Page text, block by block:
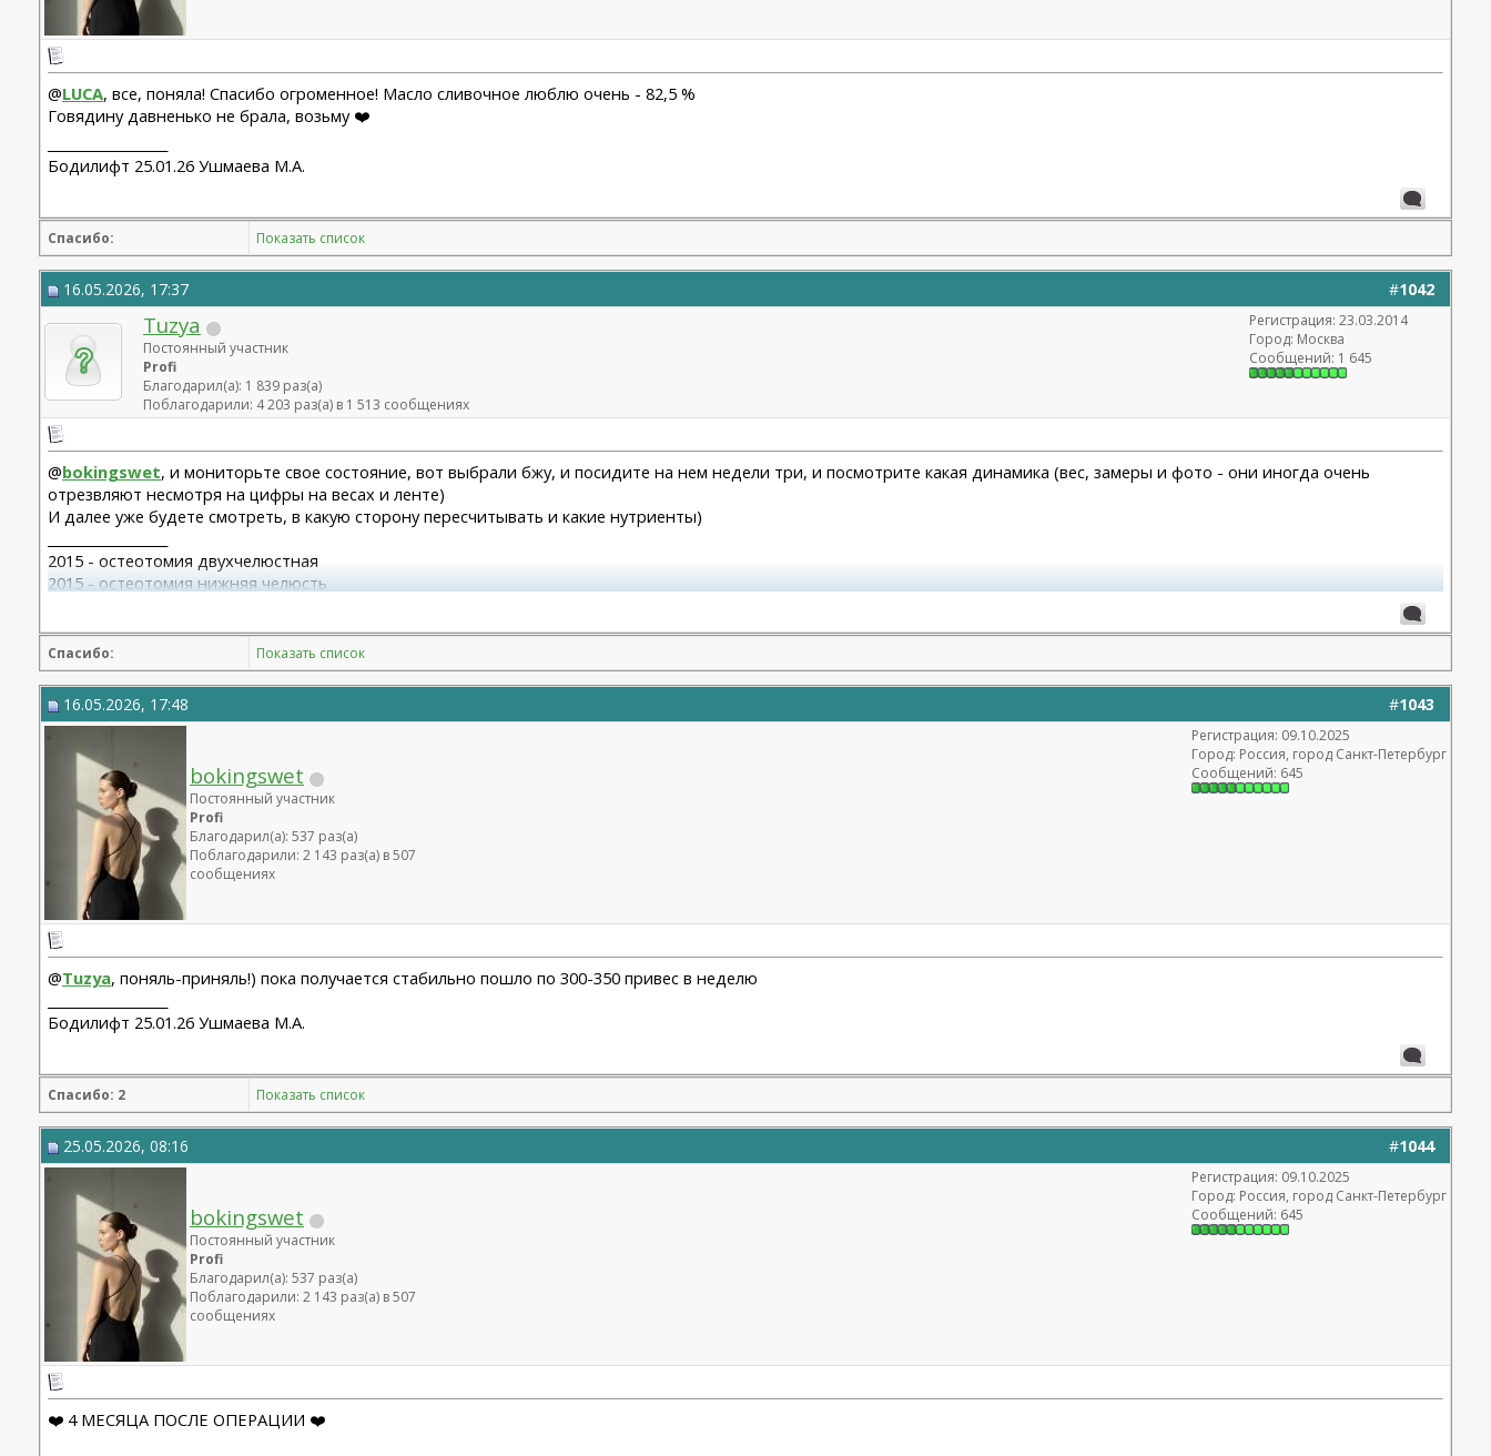
@LUCA, все, поняла! Спасибо огроменное! Масло сливочное люблю очень - 82,5 %
Говядину давненько не брала, возьму ❤️
Бодилифт 25.01.26 Ушмаева М.А.
Спасибо: Показать список
#1042
16.05.2026, 17:37
Tuzya
Постоянный участник
Profi
Благодарил(а): 1 839 раз(а)
Поблагодарили: 4 203 раз(а) в 1 513 сообщениях
Регистрация: 23.03.2014
Город: Москва
Сообщений: 1 645
@bokingswet, и мониторьте свое состояние, вот выбрали бжу, и посидите на нем недели три, и посмотрите какая динамика (вес, замеры и фото - они иногда очень
отрезвляют несмотря на цифры на весах и ленте)
И далее уже будете смотреть, в какую сторону пересчитывать и какие нутриенты)
2015 - остеотомия двухчелюстная
2015 - остеотомия нижняя челюсть
2018 - замена височно-челюстных суставов (2 шт)
Спасибо: Показать список
#1043
16.05.2026, 17:48
bokingswet
Постоянный участник
Profi
Благодарил(а): 537 раз(а)
Поблагодарили: 2 143 раз(а) в 507
сообщениях
Регистрация: 09.10.2025
Город: Россия, город Санкт-Петербург
Сообщений: 645
@Tuzya, поняль-приняль!) пока получается стабильно пошло по 300-350 привес в неделю
Бодилифт 25.01.26 Ушмаева М.А.
Спасибо: 2 Показать список
#1044
25.05.2026, 08:16
bokingswet
Постоянный участник
Profi
Благодарил(а): 537 раз(а)
Поблагодарили: 2 143 раз(а) в 507
сообщениях
Регистрация: 09.10.2025
Город: Россия, город Санкт-Петербург
Сообщений: 645
❤️ 4 МЕСЯЦА ПОСЛЕ ОПЕРАЦИИ ❤️